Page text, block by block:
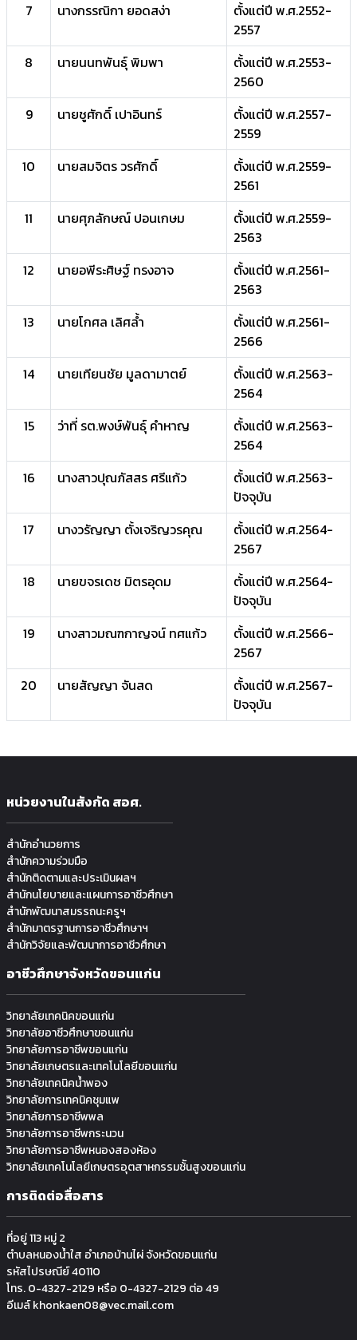
7
นางกรรณิกา ยอดสง่า
ตั้งแต่ปี พ.ศ.2552-
2557
8
นายนนทพันธุ์ พิมพา
ตั้งแต่ปี พ.ศ.2553-
2560
9
นายชูศักดิ์ เปาอินทร์
ตั้งแต่ปี พ.ศ.2557-
2559
10
นายสมจิตร วรศักดิ์
ตั้งแต่ปี พ.ศ.2559-
2561
11
นายศุภลักษณ์ ปอนเกษม
ตั้งแต่ปี พ.ศ.2559-
2563
12
นายอพีระศิษฐ์ ทรงอาจ
ตั้งแต่ปี พ.ศ.2561-
2563
13
นายโกศล เลิศล้ำ
ตั้งแต่ปี พ.ศ.2561-
2566
14
นายเทียนชัย มูลดามาตย์
ตั้งแต่ปี พ.ศ.2563-
2564
15
ว่าที่ รต.พงษ์พันธุ์ คำหาญ
ตั้งแต่ปี พ.ศ.2563-
2564
16
นางสาวปุณภัสสร ศรีแก้ว
ตั้งแต่ปี พ.ศ.2563-
ปัจจุบัน
17
นางวรัญญา ตั้งเจริญวรคุณ
ตั้งแต่ปี พ.ศ.2564-
2567
18
นายขจรเดช มิตรอุดม
ตั้งแต่ปี พ.ศ.2564-
ปัจจุบัน
19
นางสาวมณฑกาญจน์ ทศแก้ว
ตั้งแต่ปี พ.ศ.2566-
2567
20
นายสัญญา จันสด
ตั้งแต่ปี พ.ศ.2567-
ปัจจุบัน
หน่วยงานในสังกัด สอศ.
สำนักอำนวยการ
สำนักความร่วมมือ
สำนักติดตามและประเมินผลฯ
สำนักนโยบายและแผนการอาชีวศึกษา
สำนักพัฒนาสมรรถนะครูฯ
สำนักมาตรฐานการอาชีวศึกษาฯ
สำนักวิจัยและพัฒนาการอาชีวศึกษา
อาชีวศึกษาจังหวัดขอนแก่น
วิทยาลัยเทคนิคขอนแก่น
วิทยาลัยอาชีวศึกษาขอนแก่น
วิทยาลัยการอาชีพขอนแก่น
วิทยาลัยเกษตรและเทคโนโลยีขอนแก่น
วิทยาลัยเทคนิคน้ำพอง
วิทยาลัยการเทคนิคชุมแพ
วิทยาลัยการอาชีพพล
วิทยาลัยการอาชีพกระนวน
วิทยาลัยการอาชีพหนองสองห้อง
วิทยาลัยเทคโนโลยีเกษตรอุตสาหกรรมช้ันสูงขอนแก่น
การติดต่อสื่อสาร
ที่อยู่ 113 หมู่ 2
ตำบลหนองน้ำใส อำเภอบ้านไผ่ จังหวัดขอนแก่น
รหัสไปรษณีย์ 40110
โทร. 0-4327-2129 หรือ 0-4327-2129 ต่อ 49
อีเมล์ khonkaen08@vec.mail.com